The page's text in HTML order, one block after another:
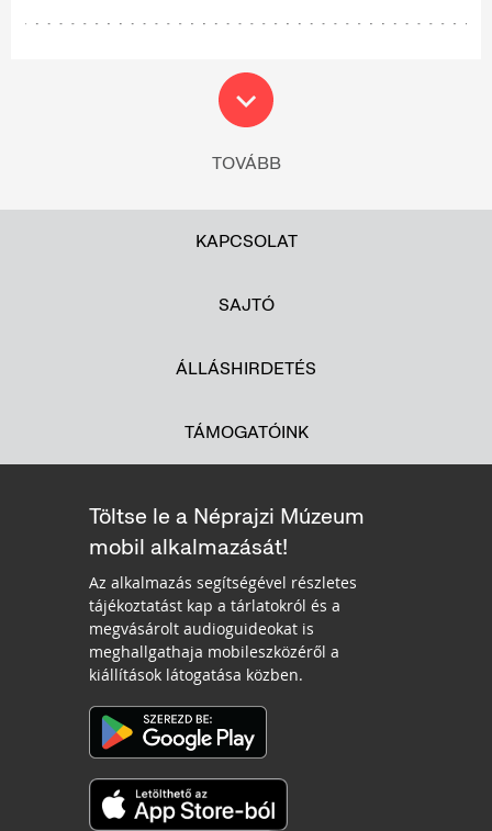
TOVÁBB
KAPCSOLAT
SAJTÓ
ÁLLÁSHIRDETÉS
TÁMOGATÓINK
Töltse le a Néprajzi Múzeum
mobil alkalmazását!
Az alkalmazás segítségével részletes
tájékoztatást kap a tárlatokról és a
megvásárolt audioguideokat is
meghallgathaja mobileszközéről a
kiállítások látogatása közben.